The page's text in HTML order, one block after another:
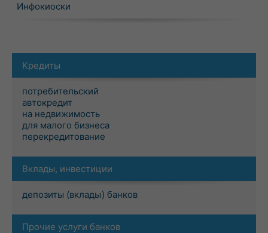
Инфокиоски
Кредиты
потребительский
автокредит
на недвижимость
для малого бизнеса
перекредитование
Вклады, инвестиции
депозиты (вклады) банков
Прочие услуги банков